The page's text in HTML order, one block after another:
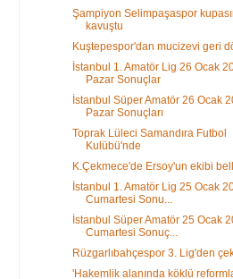
Şampiyon Selimpaşaspor
kavuştu
Kuştepespor'dan mucizevi geri
İstanbul 1. Amatör Lig 26 Ocak
Pazar Sonuçlar
İstanbul Süper Amatör 26 Ocak
Pazar Sonuçları
Toprak Lüleci Samandıra Futbol
Kulübü'nde
K.Çekmece'de Ersoy'un ekibi
İstanbul 1. Amatör Lig 25 Ocak
Cumartesi Sonu...
İstanbul Süper Amatör 25 Ocak
Cumartesi Sonuç...
Rüzgarlıbahçespor 3. Lig'den
'Hakemlik alanında köklü